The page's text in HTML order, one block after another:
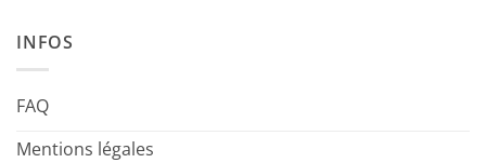
INFOS
FAQ
Mentions légales